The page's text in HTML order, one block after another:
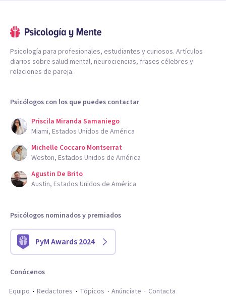
Psicología para profesionales, estudiantes y curiosos. Artículos
diarios sobre salud mental, neurociencias, frases célebres y
relaciones de pareja.
Psicólogos con los que puedes contactar
Priscila Miranda Samaniego
Miami, Estados Unidos de América
Michelle Coccaro Montserrat
Weston, Estados Unidos de América
Agustin De Brito
Austin, Estados Unidos de América
Psicólogos nominados y premiados
PyM Awards 2024
Conócenos
Equipo
Redactores Tópicos Anúnciate Contacta